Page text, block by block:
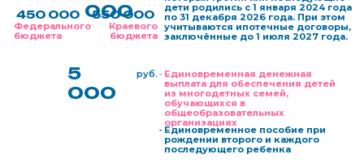
Супруги познакомилась на танцах в 1959 году и уже через два
года поженились. За 62 года совместной жизни семья стала